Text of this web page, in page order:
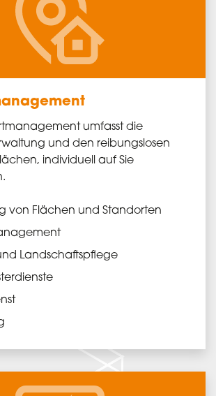
umfasst die
und den reibungslosen
individuell auf Sie
von Flächen und Standorten
Landschaftspflege